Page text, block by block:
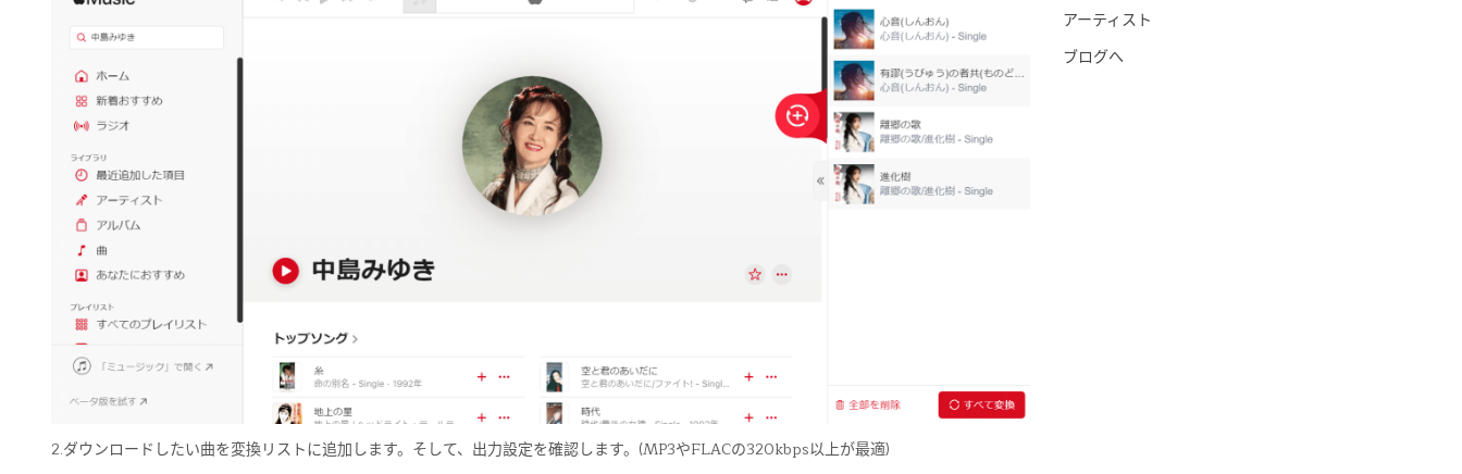
2.ダウンロードしたい曲を変換リストに追加します。そして、出力設定を確認します。(MP3やFLACの320kbps以上が最適)
アーティスト
ブログへ